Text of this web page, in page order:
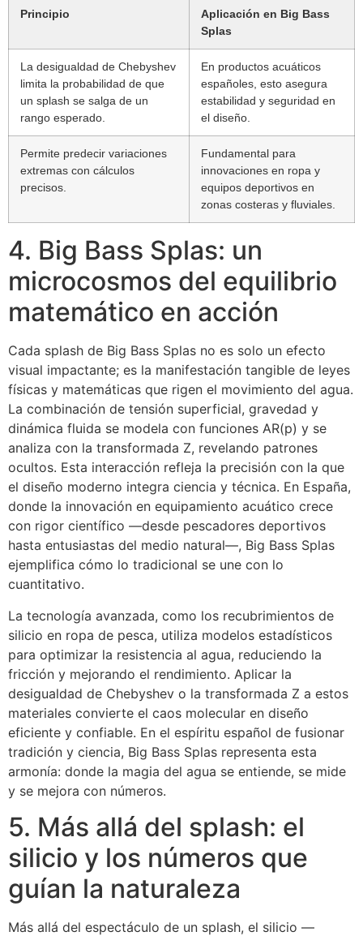
Principio
Aplicación en Big Bass
Splas
La desigualdad de Chebyshev
limita la probabilidad de que
un splash se salga de un
rango esperado.
En productos acuáticos
españoles, esto asegura
estabilidad y seguridad en
el diseño.
Permite predecir variaciones
extremas con cálculos
precisos.
Fundamental para
innovaciones en ropa y
equipos deportivos en
zonas costeras y fluviales.
4. Big Bass Splas: un
microcosmos del equilibrio
matemático en acción
Cada splash de Big Bass Splas no es solo un efecto
visual impactante; es la manifestación tangible de leyes
físicas y matemáticas que rigen el movimiento del agua.
La combinación de tensión superficial, gravedad y
dinámica fluida se modela con funciones AR(p) y se
analiza con la transformada Z, revelando patrones
ocultos. Esta interacción refleja la precisión con la que
el diseño moderno integra ciencia y técnica. En España,
donde la innovación en equipamiento acuático crece
con rigor científico —desde pescadores deportivos
hasta entusiastas del medio natural—, Big Bass Splas
ejemplifica cómo lo tradicional se une con lo
cuantitativo.
La tecnología avanzada, como los recubrimientos de
silicio en ropa de pesca, utiliza modelos estadísticos
para optimizar la resistencia al agua, reduciendo la
fricción y mejorando el rendimiento. Aplicar la
desigualdad de Chebyshev o la transformada Z a estos
materiales convierte el caos molecular en diseño
eficiente y confiable. En el espíritu español de fusionar
tradición y ciencia, Big Bass Splas representa esta
armonía: donde la magia del agua se entiende, se mide
y se mejora con números.
5. Más allá del splash: el
silicio y los números que
guían la naturaleza
Más allá del espectáculo de un splash, el silicio —